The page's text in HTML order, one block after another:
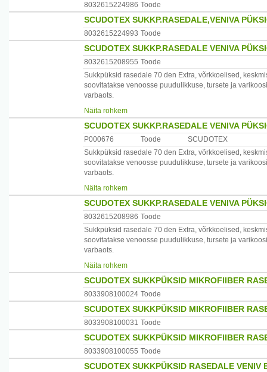
8032615224986 Toode
SCUDOTEX SUKKP.RASEDALE,VENIVA
8032615224993 Toode
SCUDOTEX SUKKP.RASEDALE VENIVA
8032615208955 Toode
Sukkpüksid rasedale 70 den Extra, võrkkoelised,
soovitatakse venoosse puudulikkuse, tursete ja
varbaots.
N- Nero - must. D- Daino - helepruun.
Scudotexi suurusnumber 2 Kinga number 36-37. Kaal
Päritoluriik: Itaalia
Maaletooja: EPP AS, Pärnu mnt 7a, 69103 Karksi-
Näita rohkem
SCUDOTEX SUKKP.RASEDALE VENIVA
P000676 Toode
SCUDOTEX
Sukkpüksid rasedale 70 den Extra, võrkkoelised,
soovitatakse venoosse puudulikkuse, tursete ja
varbaots.
N- Nero - must. D- Daino - helepruun.
Scudotexi suurusnumber 4 Kinga number 38-40. Kaal
Päritoluriik: Itaalia
Maaletooja: EPP AS, Pärnu mnt 7a, 69103 Karksi-
Näita rohkem
SCUDOTEX SUKKP.RASEDALE VENIVA
8032615208986 Toode
Sukkpüksid rasedale 70 den Extra, võrkkoelised,
soovitatakse venoosse puudulikkuse, tursete ja
varbaots.
N- Nero - must. D- Daino - helepruun.
Scudotexi suurusnumber 5 Kinga number 40-41. Kaal
Päritoluriik: Itaalia
Maaletooja: EPP AS, Pärnu mnt 7a, 69103 Karksi-
Näita rohkem
SCUDOTEX SUKKPÜKSID MIKROFIIBER
8033908100024 Toode
SCUDOTEX SUKKPÜKSID MIKROFIIBER
8033908100031 Toode
SCUDOTEX SUKKPÜKSID MIKROFIIBER
8033908100055 Toode
SCUDOTEX SUKKPÜKSID RASEDALE VENIV